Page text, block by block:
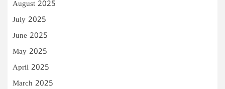
August 2025
July 2025
June 2025
May 2025
April 2025
March 2025